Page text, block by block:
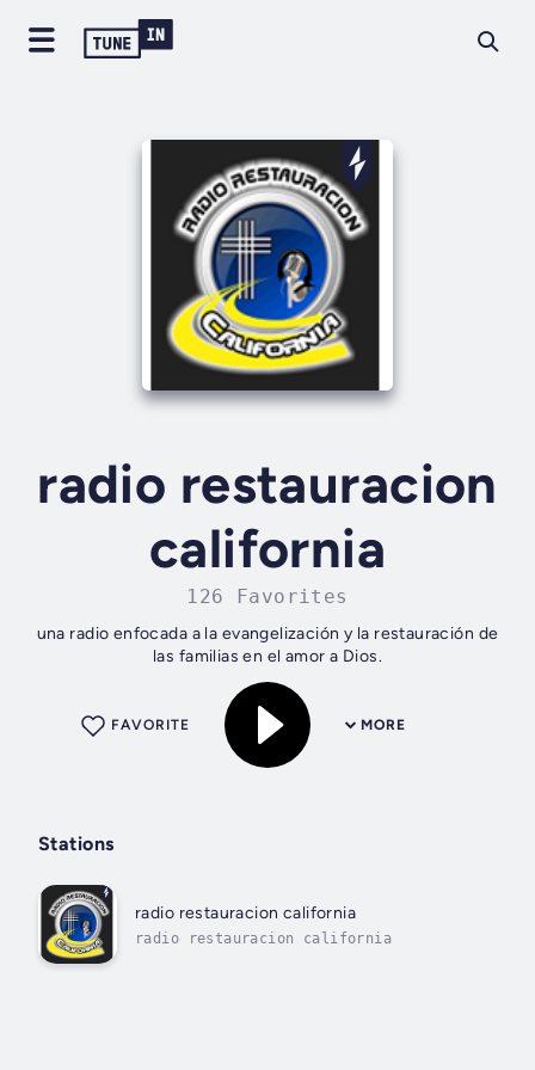
radio restauracion
california
126 Favorites
una radio enfocada a la evangelización y la restauración de
las familias en el amor a Dios.
MORE
FAVORITE
Stations
radio restauracion california
radio restauracion california